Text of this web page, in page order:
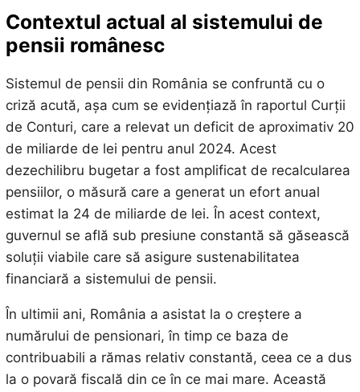
Contextul actual al sistemului de
pensii românesc
Sistemul de pensii din România se confruntă cu o
criză acută, așa cum se evidențiază în raportul Curții
de Conturi, care a relevat un deficit de aproximativ 20
de miliarde de lei pentru anul 2024. Acest
dezechilibru bugetar a fost amplificat de recalcularea
pensiilor, o măsură care a generat un efort anual
estimat la 24 de miliarde de lei. În acest context,
guvernul se află sub presiune constantă să găsească
soluții viabile care să asigure sustenabilitatea
financiară a sistemului de pensii.
În ultimii ani, România a asistat la o creștere a
numărului de pensionari, în timp ce baza de
contribuabili a rămas relativ constantă, ceea ce a dus
la o povară fiscală din ce în ce mai mare. Această